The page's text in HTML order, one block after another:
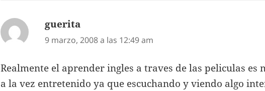
guerita
9 marzo, 2008 a las 12:49 am
Realmente el aprender ingles a traves de las peliculas es
a la vez entretenido ya que escuchando y viendo algo